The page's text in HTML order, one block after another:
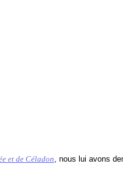
et de Céladon , nous lui avons